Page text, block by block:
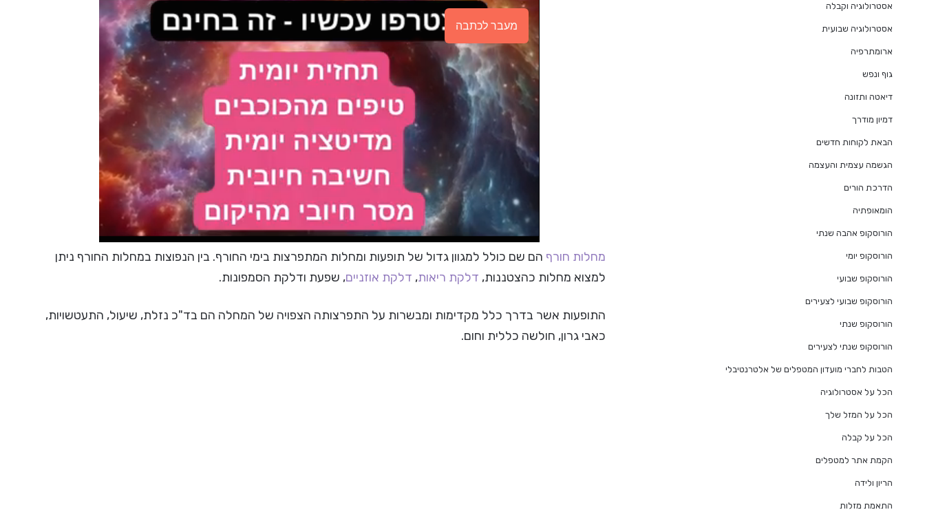
מעבר לכתבה
מחלות חורף הם שם כולל למגוון גדול של תופעות ומחלות המתפרצות בימי החורף. בין הנפוצות במחלות החורף ניתן
למצוא מחלות כהצטננות, דלקת ריאות, דלקת אוזניים, שפעת ודלקת הסמפונות.
התופעות אשר בדרך כלל מקדימות ומבשרות על התפרצותה הצפויה של המחלה הם בד"כ נזלת, שיעול, התעטשויות,
כאבי גרון, חולשה כללית וחום.
אסטרולוגיה וקבלה
אסטרולוגיה שבועית
ארומתרפיה
גוף ונפש
דיאטה ותזונה
דמיון מודרך
הבאת לקוחות חדשים
הגשמה עצמית והעצמה
הדרכת הורים
הומאופתיה
הורוסקופ אהבה שנתי
הורוסקופ יומי
הורוסקופ שבועי
הורוסקופ שבועי לצעירים
הורוסקופ שנתי
הורוסקופ שנתי לצעירים
הטבות לחברי מועדון המטפלים של אלטרנטיבלי
הכל על אסטרולוגיה
הכל על המזל שלך
הכל על קבלה
הקמת אתר למטפלים
הריון ולידה
התאמת מזלות